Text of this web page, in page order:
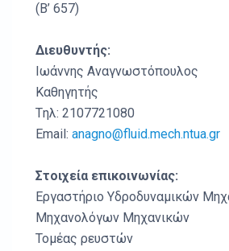
(Β’ 657)
Διευθυντής:
Ιωάννης Αναγνωστόπουλος
Καθηγητής
Tηλ: 2107721080
Email: anagno@fluid.mech.ntua.gr
Στοιχεία επικοινωνίας:
Εργαστήριο Υδροδυναμικών
Μηχανολόγων Μηχανικών
Τομέας ρευστών